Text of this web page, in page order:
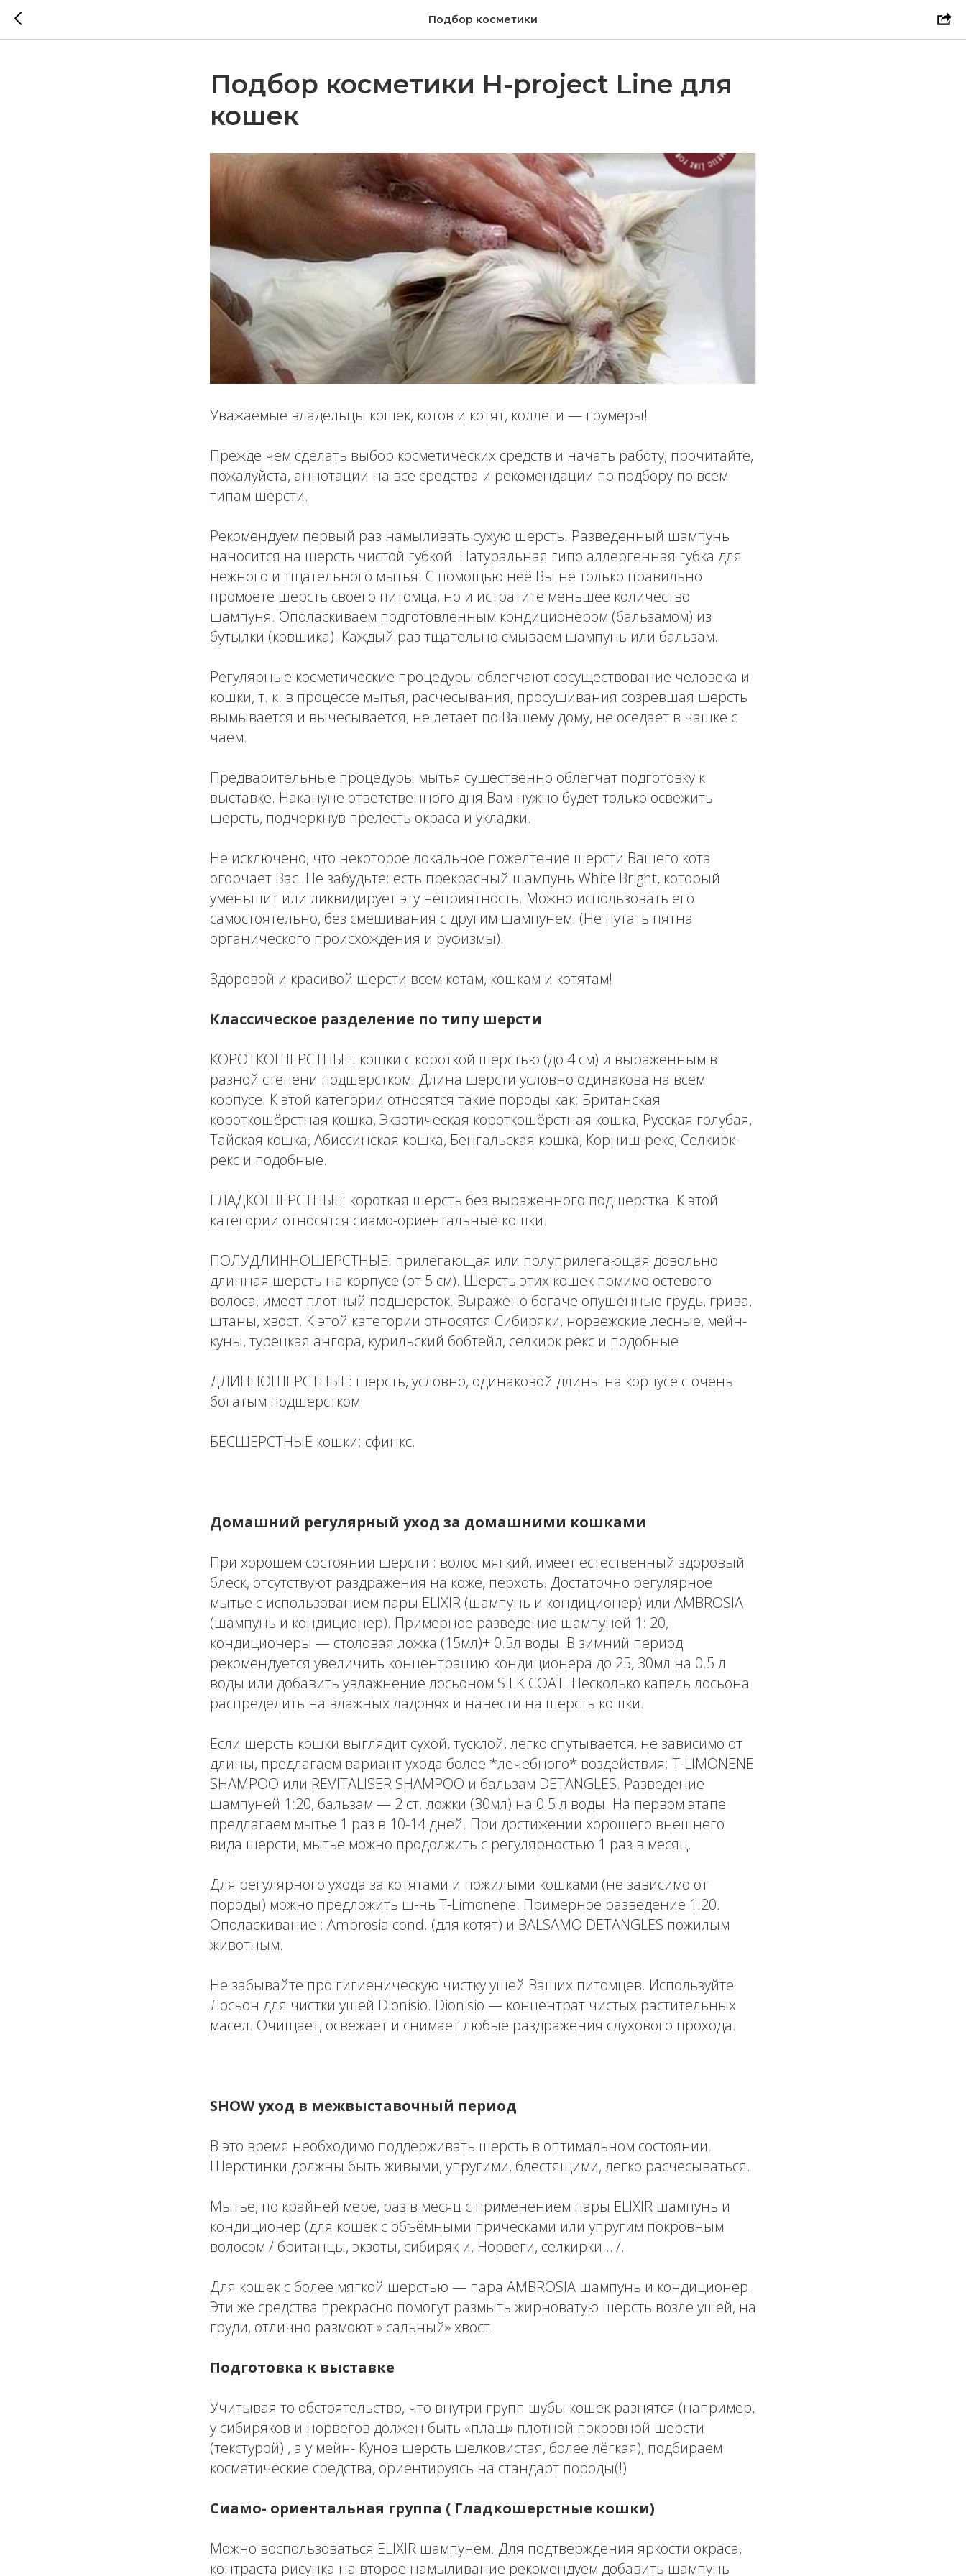
Подбор косметики
Подбор косметики H-project Line для
кошек
Уважаемые владельцы кошек, котов и котят, коллеги — грумеры!
Прежде чем сделать выбор косметических средств и начать работу, прочитайте,
пожалуйста, аннотации на все средства и рекомендации по подбору по всем
типам шерсти.
Рекомендуем первый раз намыливать сухую шерсть. Разведенный шампунь
наносится на шерсть чистой губкой. Натуральная гипо аллергенная губка для
нежного и тщательного мытья. С помощью неё Вы не только правильно
промоете шерсть своего питомца, но и истратите меньшее количество
шампуня. Ополаскиваем подготовленным кондиционером (бальзамом) из
бутылки (ковшика). Каждый раз тщательно смываем шампунь или бальзам.
Регулярные косметические процедуры облегчают сосуществование человека и
кошки, т. к. в процессе мытья, расчесывания, просушивания созревшая шерсть
вымывается и вычесывается, не летает по Вашему дому, не оседает в чашке с
чаем.
Предварительные процедуры мытья существенно облегчат подготовку к
выставке. Накануне ответственного дня Вам нужно будет только освежить
шерсть, подчеркнув прелесть окраса и укладки.
Не исключено, что некоторое локальное пожелтение шерсти Вашего кота
огорчает Вас. Не забудьте: есть прекрасный шампунь White Bright, который
уменьшит или ликвидирует эту неприятность. Можно использовать его
самостоятельно, без смешивания с другим шампунем. (Не путать пятна
органического происхождения и руфизмы).
Здоровой и красивой шерсти всем котам, кошкам и котятам!
Классическое разделение по типу шерсти
КОРОТКОШЕРСТНЫЕ: кошки с короткой шерстью (до 4 см) и выраженным в
разной степени подшерстком. Длина шерсти условно одинакова на всем
корпусе. К этой категории относятся такие породы как: Британская
короткошёрстная кошка, Экзотическая короткошёрстная кошка, Русская голубая,
Тайская кошка, Абиссинская кошка, Бенгальская кошка, Корниш-рекс, Селкирк-
рекс и подобные.
ГЛАДКОШЕРСТНЫЕ: короткая шерсть без выраженного подшерстка. К этой
категории относятся сиамо-ориентальные кошки.
ПОЛУДЛИННОШЕРСТНЫЕ: прилегающая или полуприлегающая довольно
длинная шерсть на корпусе (от 5 см). Шерсть этих кошек помимо остевого
волоса, имеет плотный подшерсток. Выражено богаче опушенные грудь, грива,
штаны, хвост. К этой категории относятся Сибиряки, норвежские лесные, мейн-
куны, турецкая ангора, курильский бобтейл, селкирк рекс и подобные
ДЛИННОШЕРСТНЫЕ: шерсть, условно, одинаковой длины на корпусе с очень
богатым подшерстком
БЕСШЕРСТНЫЕ кошки: сфинкс.
Домашний регулярный уход за домашними кошками
При хорошем состоянии шерсти : волос мягкий, имеет естественный здоровый
блеск, отсутствуют раздражения на коже, перхоть. Достаточно регулярное
мытье с использованием пары ELIXIR (шампунь и кондиционер) или AMBROSIA
(шампунь и кондиционер). Примерное разведение шампуней 1: 20,
кондиционеры — столовая ложка (15мл)+ 0.5л воды. В зимний период
рекомендуется увеличить концентрацию кондиционера до 25, 30мл на 0.5 л
воды или добавить увлажнение лосьоном SILK COAT. Несколько капель лосьона
распределить на влажных ладонях и нанести на шерсть кошки.
Если шерсть кошки выглядит сухой, тусклой, легко спутывается, не зависимо от
длины, предлагаем вариант ухода более *лечебного* воздействия; T-LIMONENE
SHAMPOO или REVITALISER SHAMPOO и бальзам DETANGLES. Разведение
шампуней 1:20, бальзам — 2 ст. ложки (30мл) на 0.5 л воды. На первом этапе
предлагаем мытье 1 раз в 10-14 дней. При достижении хорошего внешнего
вида шерсти, мытье можно продолжить с регулярностью 1 раз в месяц.
Для регулярного ухода за котятами и пожилыми кошками (не зависимо от
породы) можно предложить ш-нь T-Limonene. Примерное разведение 1:20.
Ополаскивание : Ambrosia cond. (для котят) и BALSAMO DETANGLES пожилым
животным.
Не забывайте про гигиеническую чистку ушей Ваших питомцев. Используйте
Лосьон для чистки ушей Dionisio. Dionisio — концентрат чистых растительных
масел. Очищает, освежает и снимает любые раздражения слухового прохода.
SHOW уход в межвыставочный период
В это время необходимо поддерживать шерсть в оптимальном состоянии.
Шерстинки должны быть живыми, упругими, блестящими, легко расчесываться.
Мытье, по крайней мере, раз в месяц с применением пары ELIXIR шампунь и
кондиционер (для кошек с объёмными прическами или упругим покровным
волосом / британцы, экзоты, сибиряк и, Норвеги, селкирки… /.
Для кошек с более мягкой шерстью — пара AMBROSIA шампунь и кондиционер.
Эти же средства прекрасно помогут размыть жирноватую шерсть возле ушей, на
груди, отлично размоют » сальный» хвост.
Подготовка к выставке
Учитывая то обстоятельство, что внутри групп шубы кошек разнятся (например,
у сибиряков и норвегов должен быть «плащ» плотной покровной шерсти
(текстурой) , а у мейн- Кунов шерсть шелковистая, более лёгкая), подбираем
косметические средства, ориентируясь на стандарт породы(!)
Сиамо- ориентальная группа ( Гладкошерстные кошки)
Можно воспользоваться ELIXIR шампунем. Для подтверждения яркости окраса,
контраста рисунка на второе намыливание рекомендуем добавить шампунь